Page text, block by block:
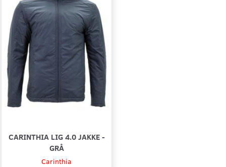
CARINTHIA LIG 4.0 JAKKE -
GRÅ
Carinthia